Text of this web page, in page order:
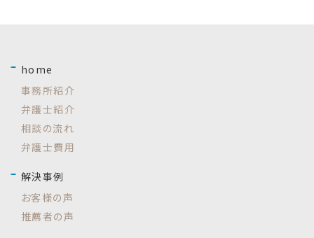
home
事務所紹介
弁護士紹介
相談の流れ
弁護士費用
解決事例
お客様の声
推薦者の声